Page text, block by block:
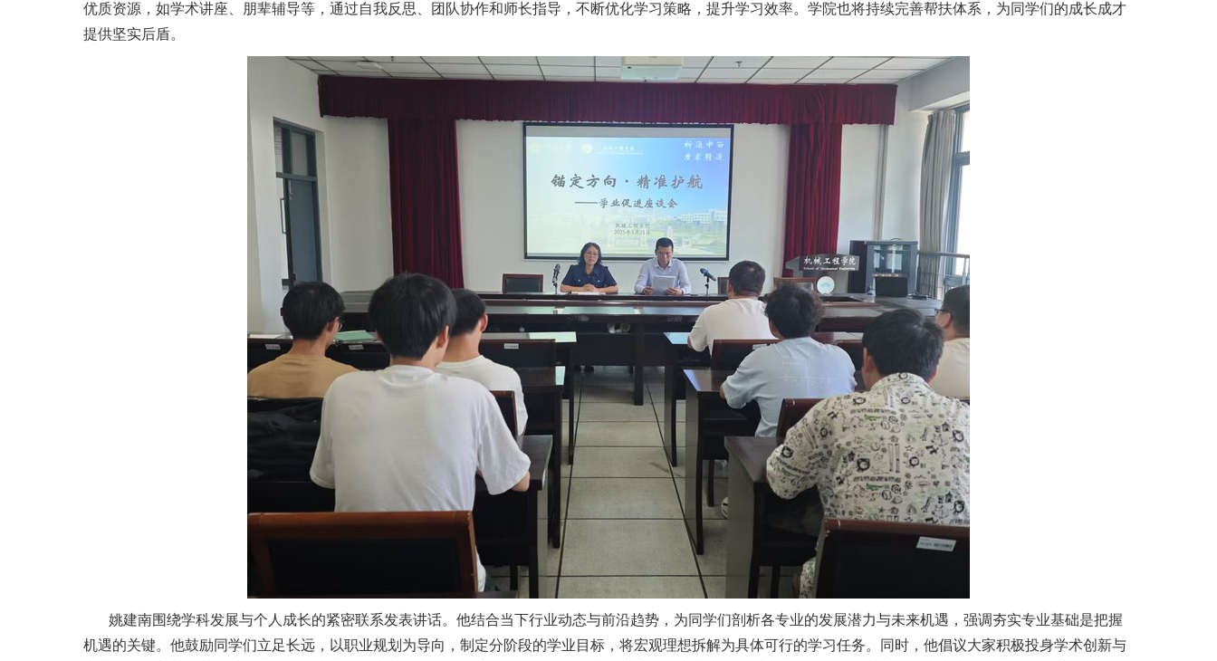
优质资源，如学术讲座、朋辈辅导等，通过自我反思、团队协作和师长指导，不断优化学习策略，提升学习效率。学院也将持续完善帮扶体系，为同学们的成长成才
提供坚实后盾。
姚建南围绕学科发展与个人成长的紧密联系发表讲话。他结合当下行业动态与前沿趋势，为同学们剖析各专业的发展潜力与未来机遇，强调夯实专业基础是把握
机遇的关键。他鼓励同学们立足长远，以职业规划为导向，制定分阶段的学业目标，将宏观理想拆解为具体可行的学习任务。同时，他倡议大家积极投身学术创新与